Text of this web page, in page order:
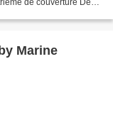
Marine